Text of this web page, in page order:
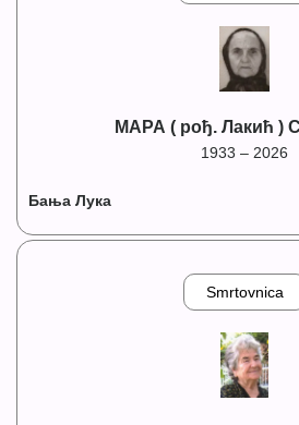
МАРА ( рођ. Лакић )
1933 – 2026
Бања Лука
Smrtovnica